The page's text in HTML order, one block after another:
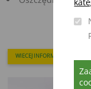
WIECEJ INFORMACJI